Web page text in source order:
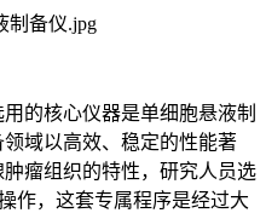
的核心仪器是单细胞悬液制
域以高效、稳定的性能著
瘤组织的特性，研究人员选
作，这套专属程序是经过大